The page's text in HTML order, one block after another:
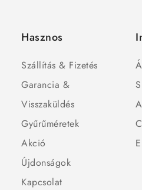
Hasznos
Szállítás & Fizetés
Garancia &
Visszaküldés
Gyűrűméretek
Akció
Újdonságok
Kapcsolat